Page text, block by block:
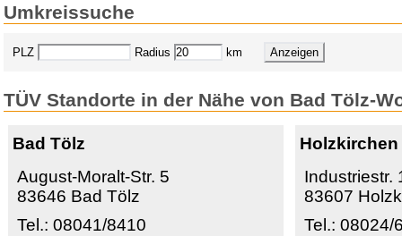
Umkreissuche
PLZ Radius km
TÜV Standorte in der Nähe von Bad Tölz-
Bad Tölz
August-Moralt-Str. 5
83646 Bad Tölz
Tel.: 08041/8410
Holzkirchen
Industriestr.
83607
Tel.: 08024/